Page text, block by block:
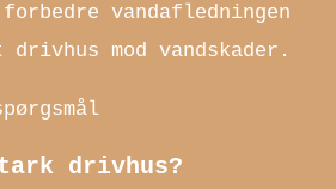
vandafledningen
mod vandskader.
drivhus?